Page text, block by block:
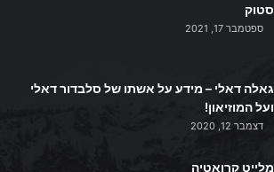
סטוק
ספטמבר 17, 2021
גאלה דאלי – מידע על אשתו של סלבדור דאלי
ועל המוזיאון!
דצמבר 12, 2020
מלייט קרואטיה